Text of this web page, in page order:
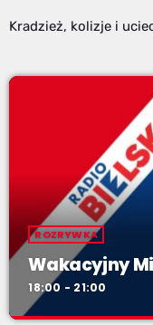
Kradzież, kolizje i
ROZRYWKA
Wakacyjny
18:00 - 21:00